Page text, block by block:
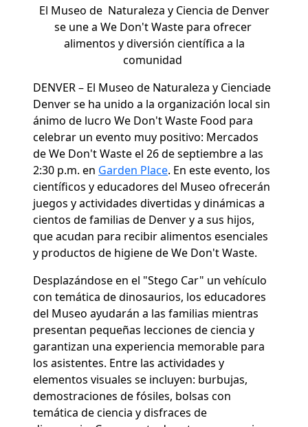
El Museo de Naturaleza y Ciencia de Denver
se une a We Don't Waste para ofrecer
alimentos y diversión científica a la
comunidad
DENVER – El Museo de Naturaleza y Cienciade
Denver se ha unido a la organización local sin
ánimo de lucro We Don't Waste Food para
celebrar un evento muy positivo: Mercados
deWe Don't Waste el 26 de septiembre a las
2:30 p.m. en Garden Place. En este evento, los
científicos y educadores del Museo ofrecerán
juegos y actividades divertidas y dinámicas a
cientos de familias de Denver y a sus hijos,
que acudan para recibir alimentos esenciales
y productos de higiene de We Don't Waste.
Desplazándose en el "Stego Car" un vehículo
con temática de dinosaurios, los educadores
del Museo ayudarán a las familias mientras
presentan pequeñas lecciones de ciencia y
garantizan una experiencia memorable para
los asistentes. Entre las actividades y
elementos visuales se incluyen: burbujas,
demostraciones de fósiles, bolsas con
temática de ciencia y disfraces de